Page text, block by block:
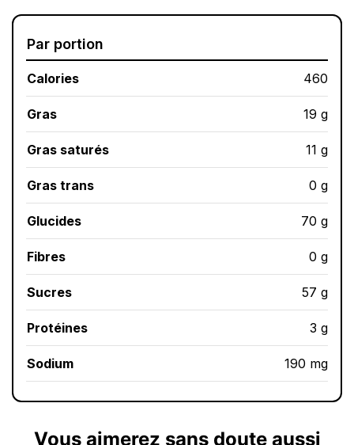
Par portion
Calories 460
Gras 19 g
Gras saturés 11 g
Gras trans 0 g
Glucides 70 g
Fibres 0 g
Sucres 57 g
Protéines 3 g
Sodium 190 mg
Vous aimerez sans doute aussi